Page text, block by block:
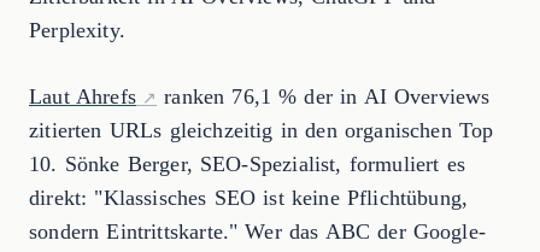
Perplexity.
Laut Ahrefs
ranken 76,1 % der in AI Overviews
zitierten URLs gleichzeitig in den organischen Top
10. Sönke Berger, SEO-Spezialist, formuliert es
direkt: "Klassisches SEO ist keine Pflichtübung,
sondern Eintrittskarte." Wer das ABC der Google-